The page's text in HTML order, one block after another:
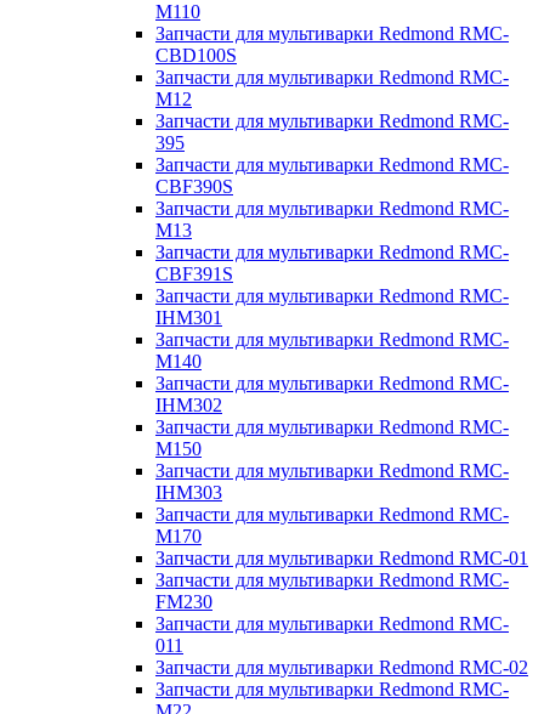
M110
Запчасти для мультиварки Redmond RMC-
CBD100S
Запчасти для мультиварки Redmond RMC-
M12
Запчасти для мультиварки Redmond RMC-
395
Запчасти для мультиварки Redmond RMC-
CBF390S
Запчасти для мультиварки Redmond RMC-
M13
Запчасти для мультиварки Redmond RMC-
CBF391S
Запчасти для мультиварки Redmond RMC-
IHM301
Запчасти для мультиварки Redmond RMC-
M140
Запчасти для мультиварки Redmond RMC-
IHM302
Запчасти для мультиварки Redmond RMC-
M150
Запчасти для мультиварки Redmond RMC-
IHM303
Запчасти для мультиварки Redmond RMC-
M170
Запчасти для мультиварки Redmond RMC-01
Запчасти для мультиварки Redmond RMC-
FM230
Запчасти для мультиварки Redmond RMC-
011
Запчасти для мультиварки Redmond RMC-02
Запчасти для мультиварки Redmond RMC-